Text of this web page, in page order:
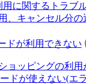
用に関するトラブ
、キャンセル分
ドが利用できない
ショッピングの利用
ドが使えない(エ